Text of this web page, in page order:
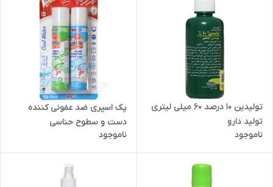
تولیدین 10 درصد 60 میلی لیتری
تولید دارو
ناموجود
پک اسپری ضد عفونی کننده
دست و سطوح حناسی
ناموجود